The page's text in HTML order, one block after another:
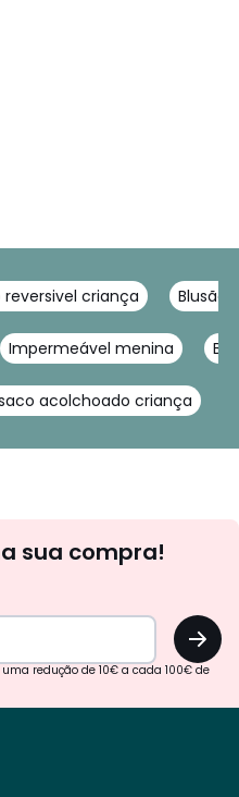
reversivel criança Blusão
Impermeável menina
acolchoado criança
sua compra!
OK
redução de 10€ a cada 100€ de